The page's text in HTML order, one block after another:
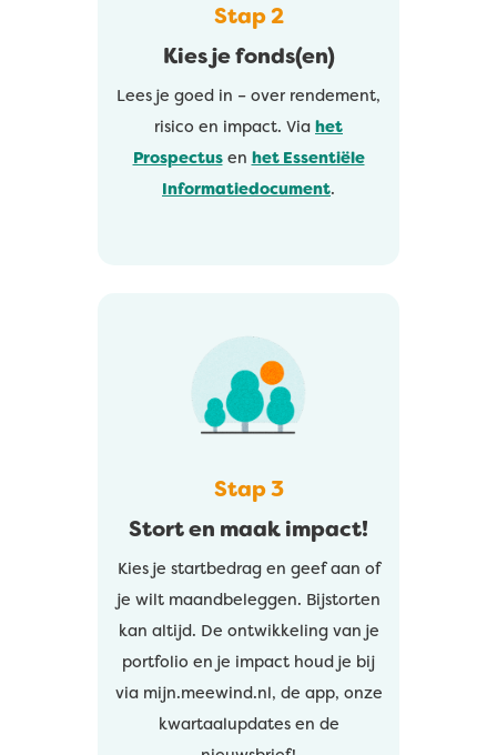
Stap 2
Kies je fonds(en)
Lees je goed in – over rendement,
risico en impact. Via het
Prospectusen het Essentiële
Informatiedocument.
Stap 3
Stort en maak impact!
Kies je startbedrag en geef aan of
je wilt maandbeleggen. Bijstorten
kan altijd. De ontwikkeling van je
portfolio en je impact houd je bij
via mijn.meewind.nl, de app, onze
kwartaalupdates en de